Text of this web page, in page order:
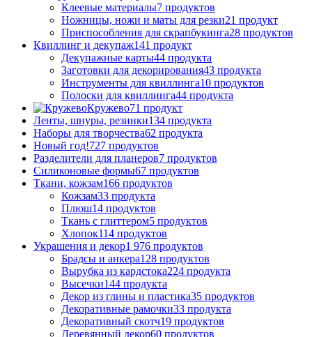
Клеевые материалы7 продуктов
Ножницы, ножи и маты для резки21 продукт
Приспособления для скрапбукинга28 продуктов
Квиллинг и декупаж141 продукт
Декупажные карты44 продукта
Заготовки для декорирования43 продукта
Инструменты для квиллинга10 продуктов
Полоски для квиллинга44 продукта
Кружево71 продукт
Ленты, шнуры, резинки134 продукта
Наборы для творчества62 продукта
Новый год!727 продуктов
Разделители для планеров7 продуктов
Силиконовые формы67 продуктов
Ткани, кожзам166 продуктов
Кожзам33 продукта
Плюш14 продуктов
Ткань с глиттером5 продуктов
Хлопок114 продуктов
Украшения и декор1 976 продуктов
Брадсы и анкера128 продуктов
Вырубка из кардстока224 продукта
Высечки144 продукта
Декор из глины и пластика35 продуктов
Декоративные рамочки33 продукта
Декоративный скотч19 продуктов
Деревянный декор60 продуктов